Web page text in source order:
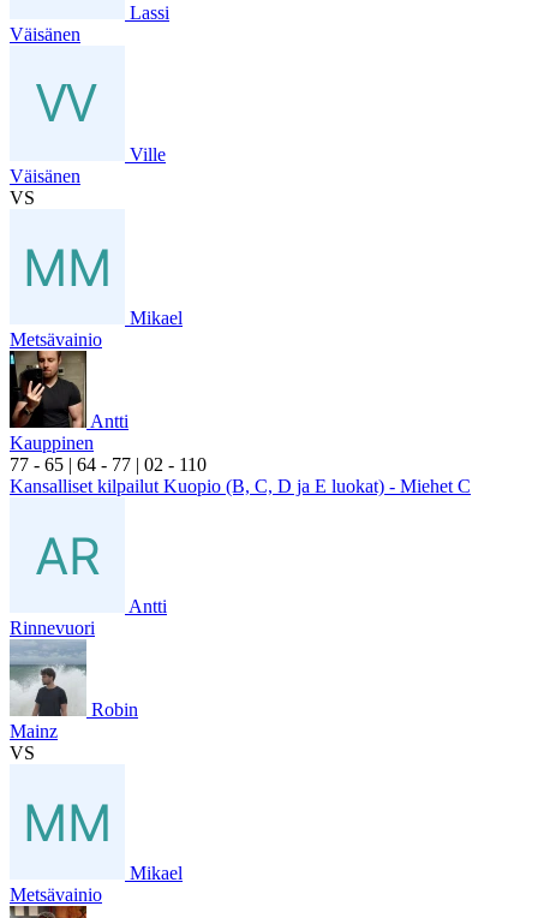
Lassi
Väisänen
Ville
Väisänen
VS
Mikael
Metsävainio
Antti
Kauppinen
77 - 65 | 64 - 77 | 02 - 110
Kansalliset kilpailut Kuopio (B, C, D ja E luokat) - Miehet C
Antti
Rinnevuori
Robin
Mainz
VS
Mikael
Metsävainio